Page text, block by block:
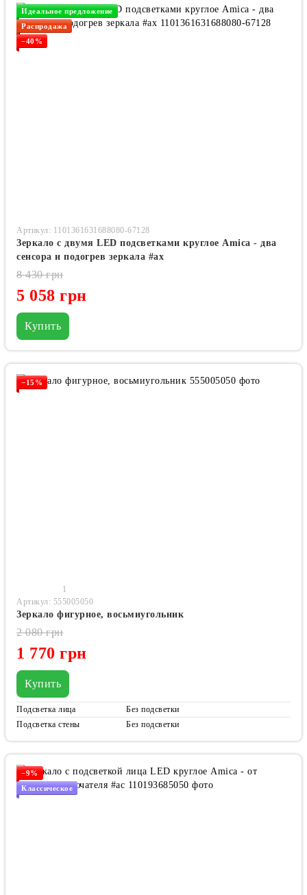
Идеальное предложение
Распродажа
−40%
Артикул: 1101361631688080-67128
Зеркало с двумя LED подсветками круглое Amica - два
сенсора и подогрев зеркала #ax
5 058 грн
8 430 грн
Купить
−15%
1
Артикул: 555005050
Зеркало фигурное, восьмиугольник
1 770 грн
2 080 грн
Купить
Подсветка лица
Без подсветки
Подсветка стены
Без подсветки
−9%
Классическое